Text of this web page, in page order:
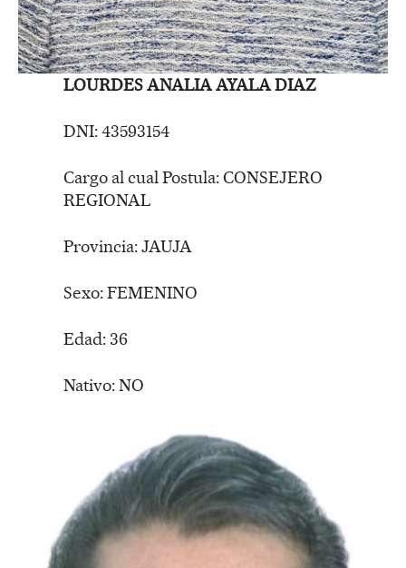
LOURDES ANALIA AYALA DIAZ
DNI: 43593154
Cargo al cual Postula: CONSEJERO
REGIONAL
Provincia: JAUJA
Sexo: FEMENINO
Edad: 36
Nativo: NO